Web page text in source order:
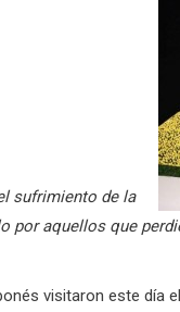
sufrimiento de la
por aquellos que
visitaron este día